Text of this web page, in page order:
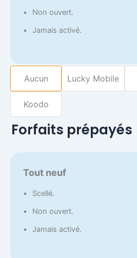
Non ouvert.
Jamais activé.
Aucun Lucky Mobile
Koodo
Forfaits prépayés
Tout neuf
Scellé.
Non ouvert.
Jamais activé.